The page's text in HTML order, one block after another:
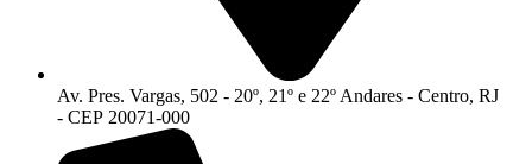
Av. Pres. Vargas, 502 - 20º, 21º e 22º Andares - Centro, RJ
- CEP 20071-000